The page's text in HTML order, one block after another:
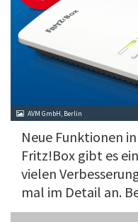
AVM GmbH, Berlin
Neue Funktionen
Fritz!Box gibt es
vielen
mal im Detail an.